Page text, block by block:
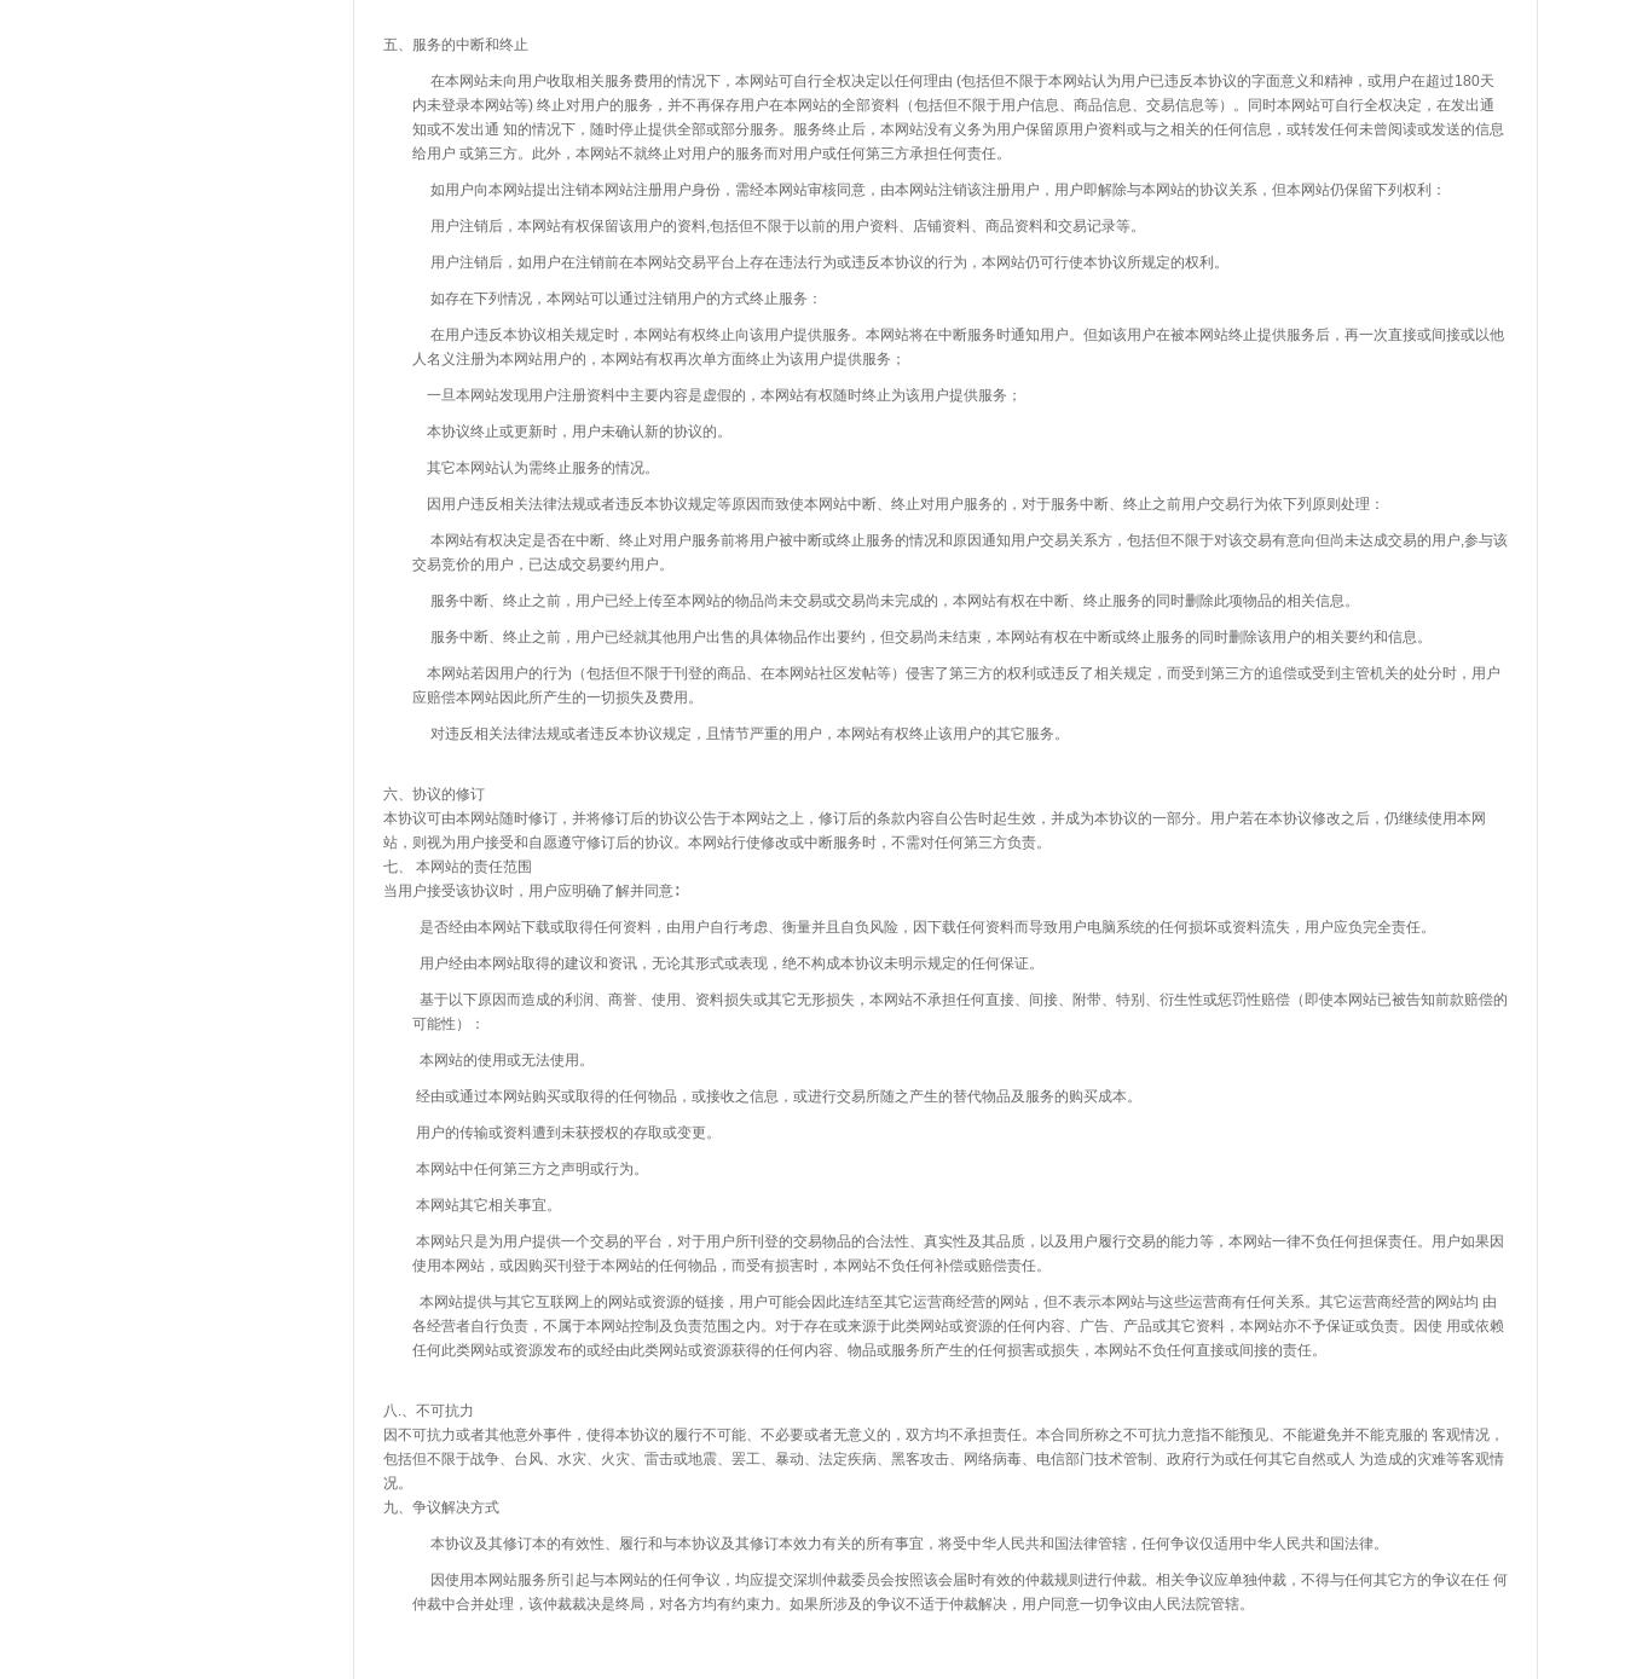
五、服务的中断和终止
在本网站未向用户收取相关服务费用的情况下，本网站可自行全权决定以任何理由 (包括但不限于本网站认为用户已违反本协议的字面意义和精神，或用户在超过180天
内未登录本网站等) 终止对用户的服务，并不再保存用户在本网站的全部资料（包括但不限于用户信息、商品信息、交易信息等）。同时本网站可自行全权决定，在发出通
知或不发出通 知的情况下，随时停止提供全部或部分服务。服务终止后，本网站没有义务为用户保留原用户资料或与之相关的任何信息，或转发任何未曾阅读或发送的信息
给用户 或第三方。此外，本网站不就终止对用户的服务而对用户或任何第三方承担任何责任。
如用户向本网站提出注销本网站注册用户身份，需经本网站审核同意，由本网站注销该注册用户，用户即解除与本网站的协议关系，但本网站仍保留下列权利：
用户注销后，本网站有权保留该用户的资料,包括但不限于以前的用户资料、店铺资料、商品资料和交易记录等。
用户注销后，如用户在注销前在本网站交易平台上存在违法行为或违反本协议的行为，本网站仍可行使本协议所规定的权利。
如存在下列情况，本网站可以通过注销用户的方式终止服务：
在用户违反本协议相关规定时，本网站有权终止向该用户提供服务。本网站将在中断服务时通知用户。但如该用户在被本网站终止提供服务后，再一次直接或间接或以他
人名义注册为本网站用户的，本网站有权再次单方面终止为该用户提供服务；
一旦本网站发现用户注册资料中主要内容是虚假的，本网站有权随时终止为该用户提供服务；
本协议终止或更新时，用户未确认新的协议的。
其它本网站认为需终止服务的情况。
因用户违反相关法律法规或者违反本协议规定等原因而致使本网站中断、终止对用户服务的，对于服务中断、终止之前用户交易行为依下列原则处理：
本网站有权决定是否在中断、终止对用户服务前将用户被中断或终止服务的情况和原因通知用户交易关系方，包括但不限于对该交易有意向但尚未达成交易的用户,参与该
交易竞价的用户，已达成交易要约用户。
服务中断、终止之前，用户已经上传至本网站的物品尚未交易或交易尚未完成的，本网站有权在中断、终止服务的同时删除此项物品的相关信息。
服务中断、终止之前，用户已经就其他用户出售的具体物品作出要约，但交易尚未结束，本网站有权在中断或终止服务的同时删除该用户的相关要约和信息。
本网站若因用户的行为（包括但不限于刊登的商品、在本网站社区发帖等）侵害了第三方的权利或违反了相关规定，而受到第三方的追偿或受到主管机关的处分时，用户
应赔偿本网站因此所产生的一切损失及费用。
对违反相关法律法规或者违反本协议规定，且情节严重的用户，本网站有权终止该用户的其它服务。
六、协议的修订
本协议可由本网站随时修订，并将修订后的协议公告于本网站之上，修订后的条款内容自公告时起生效，并成为本协议的一部分。用户若在本协议修改之后，仍继续使用本网
站，则视为用户接受和自愿遵守修订后的协议。本网站行使修改或中断服务时，不需对任何第三方负责。
七、
本网站的责任范围
当用户接受该协议时，用户应明确了解并同意∶
是否经由本网站下载或取得任何资料，由用户自行考虑、衡量并且自负风险，因下载任何资料而导致用户电脑系统的任何损坏或资料流失，用户应负完全责任。
用户经由本网站取得的建议和资讯，无论其形式或表现，绝不构成本协议未明示规定的任何保证。
基于以下原因而造成的利润、商誉、使用、资料损失或其它无形损失，本网站不承担任何直接、间接、附带、特别、衍生性或惩罚性赔偿（即使本网站已被告知前款赔偿的
可能性）：
本网站的使用或无法使用。
经由或通过本网站购买或取得的任何物品，或接收之信息，或进行交易所随之产生的替代物品及服务的购买成本。
用户的传输或资料遭到未获授权的存取或变更。
本网站中任何第三方之声明或行为。
本网站其它相关事宜。
本网站只是为用户提供一个交易的平台，对于用户所刊登的交易物品的合法性、真实性及其品质，以及用户履行交易的能力等，本网站一律不负任何担保责任。用户如果因
使用本网站，或因购买刊登于本网站的任何物品，而受有损害时，本网站不负任何补偿或赔偿责任。
本网站提供与其它互联网上的网站或资源的链接，用户可能会因此连结至其它运营商经营的网站，但不表示本网站与这些运营商有任何关系。其它运营商经营的网站均 由
各经营者自行负责，不属于本网站控制及负责范围之内。对于存在或来源于此类网站或资源的任何内容、广告、产品或其它资料，本网站亦不予保证或负责。因使 用或依赖
任何此类网站或资源发布的或经由此类网站或资源获得的任何内容、物品或服务所产生的任何损害或损失，本网站不负任何直接或间接的责任。
八.、不可抗力
因不可抗力或者其他意外事件，使得本协议的履行不可能、不必要或者无意义的，双方均不承担责任。本合同所称之不可抗力意指不能预见、不能避免并不能克服的 客观情况，
包括但不限于战争、台风、水灾、火灾、雷击或地震、罢工、暴动、法定疾病、黑客攻击、网络病毒、电信部门技术管制、政府行为或任何其它自然或人 为造成的灾难等客观情
况。
九、争议解决方式
本协议及其修订本的有效性、履行和与本协议及其修订本效力有关的所有事宜，将受中华人民共和国法律管辖，任何争议仅适用中华人民共和国法律。
因使用本网站服务所引起与本网站的任何争议，均应提交深圳仲裁委员会按照该会届时有效的仲裁规则进行仲裁。相关争议应单独仲裁，不得与任何其它方的争议在任 何
仲裁中合并处理，该仲裁裁决是终局，对各方均有约束力。如果所涉及的争议不适于仲裁解决，用户同意一切争议由人民法院管辖。